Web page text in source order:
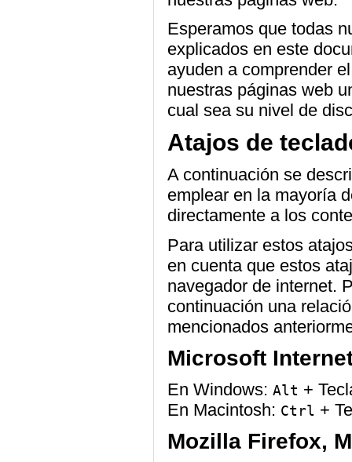
Esperamos que todas
explicados en este
ayuden a comprender
nuestras páginas web
cual sea su nivel de
Atajos de
A continuación se
emplear en la mayoría
directamente a los
Para utilizar estos
en cuenta que estos
navegador de internet.
continuación una
mencionados
Microsoft
En Windows: Alt +
En Macintosh: Ctrl +
Mozilla Firefox,